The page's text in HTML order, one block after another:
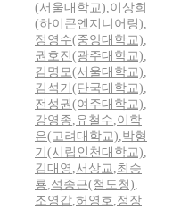
(서울대학교),이상희
(하이콘엔지니어링),
정영수(중앙대학교),
권호진(광주대학교),
김명모(서울대학교),
김석기(단국대학교),
전성권(여주대학교),
강영종,유철수,이학
은(고려대학교),박형
기(시립인천대학교),
김대영 ,서상교,최승
룡,석종근(철도청),
조영갑,허영호,정장